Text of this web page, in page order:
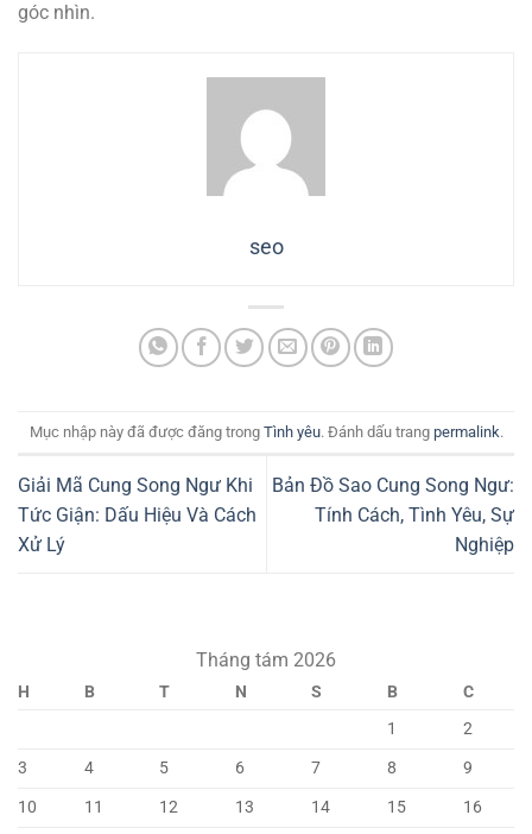
góc nhìn.
seo
Mục nhập này đã được đăng trong Tình yêu. Đánh dấu trang permalink.
Giải Mã Cung Song Ngư Khi
Tức Giận: Dấu Hiệu Và Cách
Xử Lý
Bản Đồ Sao Cung Song Ngư:
Tính Cách, Tình Yêu, Sự
Nghiệp
Tháng tám 2026
H B T N S B
C
1
2
3
4 5 6 7 8
9
10
11 12 13 14 15
16